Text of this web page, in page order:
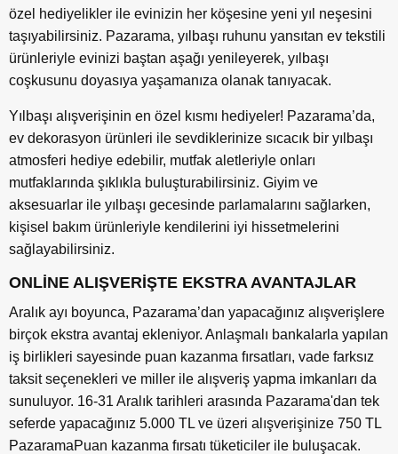
özel hediyelikler ile evinizin her köşesine yeni yıl neşesini
taşıyabilirsiniz. Pazarama, yılbaşı ruhunu yansıtan ev tekstili
ürünleriyle evinizi baştan aşağı yenileyerek, yılbaşı
coşkusunu doyasıya yaşamanıza olanak tanıyacak.
Yılbaşı alışverişinin en özel kısmı hediyeler! Pazarama’da,
ev dekorasyon ürünleri ile sevdiklerinize sıcacık bir yılbaşı
atmosferi hediye edebilir, mutfak aletleriyle onları
mutfaklarında şıklıkla buluşturabilirsiniz. Giyim ve
aksesuarlar ile yılbaşı gecesinde parlamalarını sağlarken,
kişisel bakım ürünleriyle kendilerini iyi hissetmelerini
sağlayabilirsiniz.
ONLİNE ALIŞVERİŞTE EKSTRA AVANTAJLAR
Aralık ayı boyunca, Pazarama’dan yapacağınız alışverişlere
birçok ekstra avantaj ekleniyor. Anlaşmalı bankalarla yapılan
iş birlikleri sayesinde puan kazanma fırsatları, vade farksız
taksit seçenekleri ve miller ile alışveriş yapma imkanları da
sunuluyor. 16-31 Aralık tarihleri arasında Pazarama'dan tek
seferde yapacağınız 5.000 TL ve üzeri alışverişinize 750 TL
PazaramaPuan kazanma fırsatı tüketiciler ile buluşacak.